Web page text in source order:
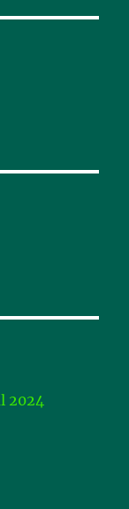
2024